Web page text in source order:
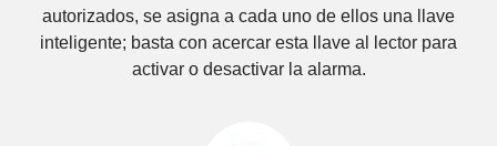
autorizados, se asigna a cada uno de ellos una llave
inteligente; basta con acercar esta llave al lector para
activar o desactivar la alarma.